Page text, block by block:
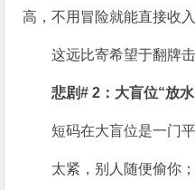
高，不用冒险就能直接收
这远比寄希望于翻牌
悲剧# 2：大盲位“放
短码在大盲位是一门
太紧，别人随便偷你